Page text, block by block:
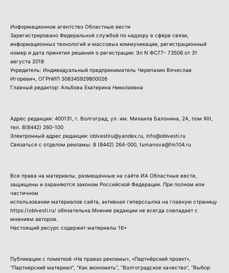
Информационное агентство Областные вести
Зарегистрировано Федеральной службой по надзору в сфере связи,
информационных технологий и массовых коммуникации, регистрационный
номер и дата принятия решения о регистрации: Эл N ФС77- 73506 от 31
августа 2018
Учредитель: Индивидуальный предприниматель Черепахин Вячеслав
Игоревич, ОГРНИП 308345929800026
Главный редактор: Альбова Екатерина Николаевна
Адрес редакции: 400131, г. Волгоград, ул. им. Михаила Балонина, 2А, пом XIII,
тел. 8(8442) 260-100
Электронный адрес редакции: oblvestiru@yandex.ru, info@oblvesti.ru
Связаться с отделом рекламы: 8 (8442) 264-000 , tumanova@fm104.ru
Все права на материалы, размещенные на сайте ИА Областные вести,
защищены и охраняются законом Российской Федерации. При полном или
частичном
использовании материалов сайта, активная гиперссылка на главную страницу
https://oblvesti.ru/ обязательна.Мнение редакции не всегда совпадает с
мнением авторов.
Настоящий ресурс содержит материалы 16+
Публикации с пометкой «На правах рекламы», «Партнёрский проект»,
“Партнерский материал”, “Как экономить”, “Волгоградское качество”, “Выбор